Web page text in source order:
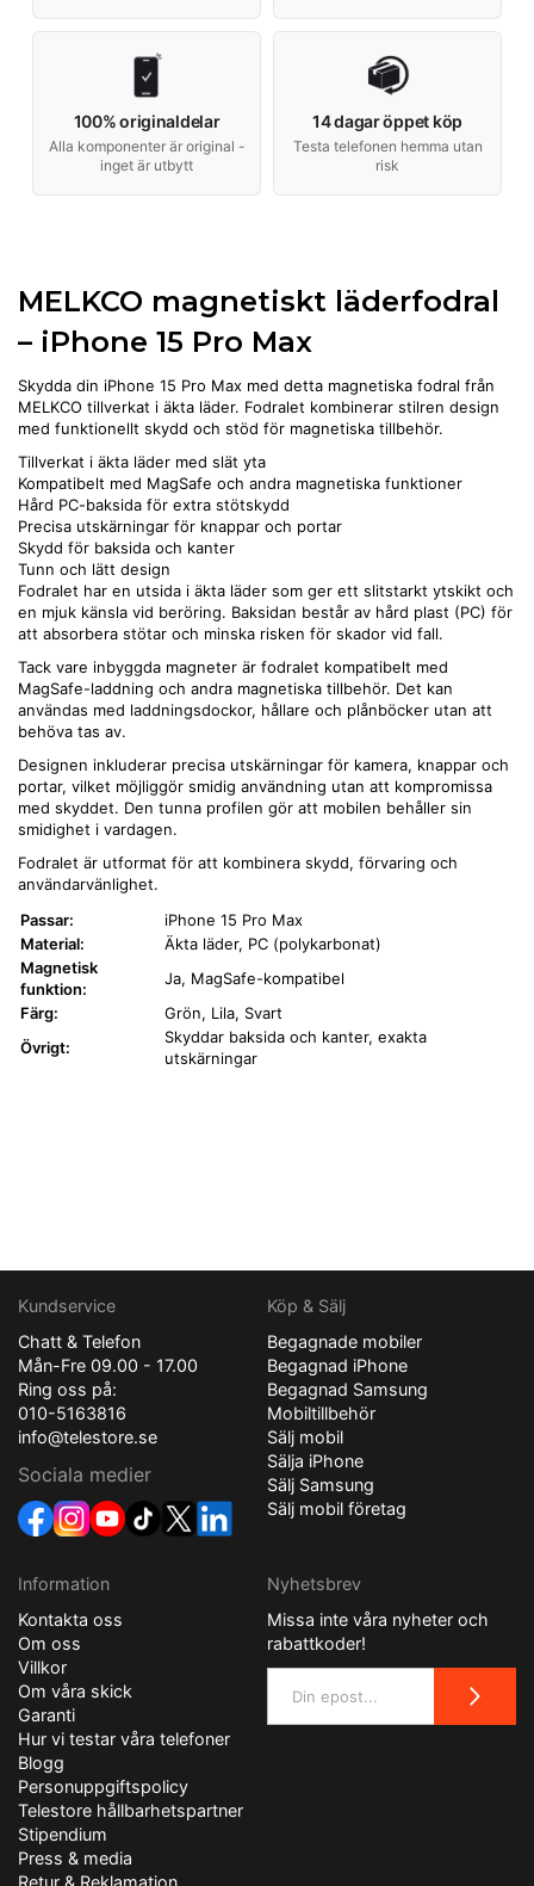
100% originaldelar
Alla komponenter är original -
inget är utbytt
14 dagar öppet köp
Testa telefonen hemma utan
risk
MELKCO magnetiskt läderfodral
– iPhone 15 Pro Max
Skydda din iPhone 15 Pro Max med detta magnetiska fodral från
MELKCO tillverkat i äkta läder. Fodralet kombinerar stilren design
med funktionellt skydd och stöd för magnetiska tillbehör.
Tillverkat i äkta läder med slät yta
Kompatibelt med MagSafe och andra magnetiska funktioner
Hård PC-baksida för extra stötskydd
Precisa utskärningar för knappar och portar
Skydd för baksida och kanter
Tunn och lätt design
Fodralet har en utsida i äkta läder som ger ett slitstarkt ytskikt och
en mjuk känsla vid beröring. Baksidan består av hård plast (PC) för
att absorbera stötar och minska risken för skador vid fall.
Tack vare inbyggda magneter är fodralet kompatibelt med
MagSafe-laddning och andra magnetiska tillbehör. Det kan
användas med laddningsdockor, hållare och plånböcker utan att
behöva tas av.
Designen inkluderar precisa utskärningar för kamera, knappar och
portar, vilket möjliggör smidig användning utan att kompromissa
med skyddet. Den tunna profilen gör att mobilen behåller sin
smidighet i vardagen.
Fodralet är utformat för att kombinera skydd, förvaring och
användarvänlighet.
Passar:
iPhone 15 Pro Max
Material:
Äkta läder, PC (polykarbonat)
Magnetisk
funktion:
Ja, MagSafe-kompatibel
Färg:
Grön, Lila, Svart
Övrigt:
Skyddar baksida och kanter, exakta
utskärningar
Kundservice
Chatt & Telefon
Mån-Fre 09.00 - 17.00
Ring oss på:
010-5163816
info@telestore.se
Sociala medier
Köp & Sälj
Begagnade mobiler
Begagnad iPhone
Begagnad Samsung
Mobiltillbehör
Sälj mobil
Sälja iPhone
Sälj Samsung
Sälj mobil företag
Information
Kontakta oss
Om oss
Villkor
Om våra skick
Garanti
Hur vi testar våra telefoner
Blogg
Personuppgiftspolicy
Telestore hållbarhetspartner
Stipendium
Press & media
Retur & Reklamation
Nyhetsbrev
Missa inte våra nyheter och
rabattkoder!